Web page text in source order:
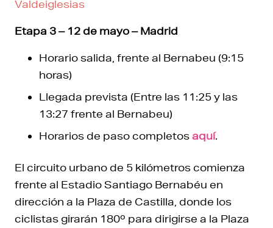
Etapa 3 – 12 de mayo – Madrid
Horario salida, frente al Bernabeu (9:15
horas)
Llegada prevista (Entre las 11:25 y las
13:27 frente al Bernabeu)
Horarios de paso completosaquí.
El circuito urbano de 5 kilómetros comienza
frente al Estadio Santiago Bernabéu en
dirección a la Plaza de Castilla, donde los
ciclistas girarán 180º para dirigirse a la Plaza